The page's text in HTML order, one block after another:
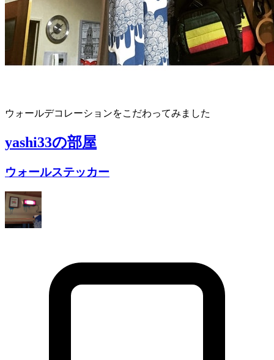
ウォールデコレーションをこだわってみました
yashi33の部屋
ウォールステッカー